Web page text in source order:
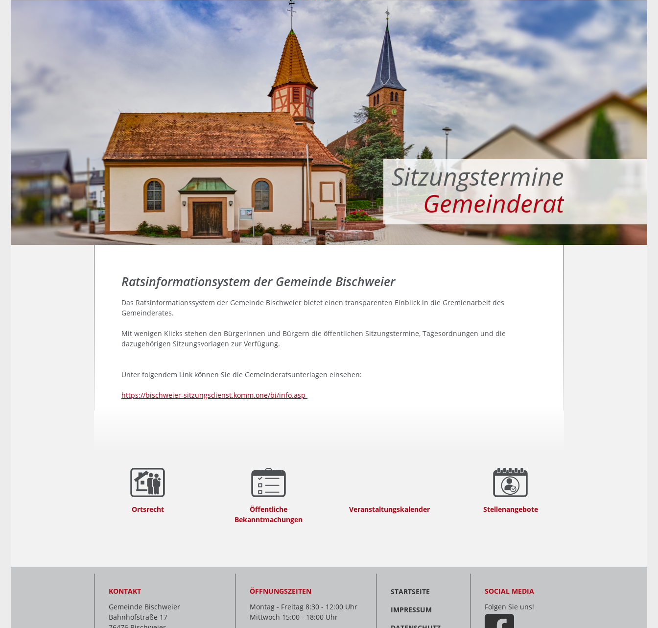
Sitzungstermine
Gemeinderat
Ratsinformationsystem der Gemeinde Bischweier
Das Ratsinformationssystem der Gemeinde Bischweier bietet einen transparenten Einblick in die Gremienarbeit des
Gemeinderates.
Mit wenigen Klicks stehen den Bürgerinnen und Bürgern die öffentlichen Sitzungstermine, Tagesordnungen und die
dazugehörigen Sitzungsvorlagen zur Verfügung.
Unter folgendem Link können Sie die Gemeinderatsunterlagen einsehen:
https://bischweier-sitzungsdienst.komm.one/bi/info.asp
Ortsrecht
Öffentliche
Bekanntmachungen
Veranstaltungskalender Stellenangebote
KONTAKT
Gemeinde Bischweier
Bahnhofstraße 17
ÖFFNUNGSZEITEN
Montag - Freitag 8:30 - 12:00 Uhr
Mittwoch 15:00 - 18:00 Uhr
STARTSEITE
IMPRESSUM
SOCIAL MEDIA
Folgen Sie uns!